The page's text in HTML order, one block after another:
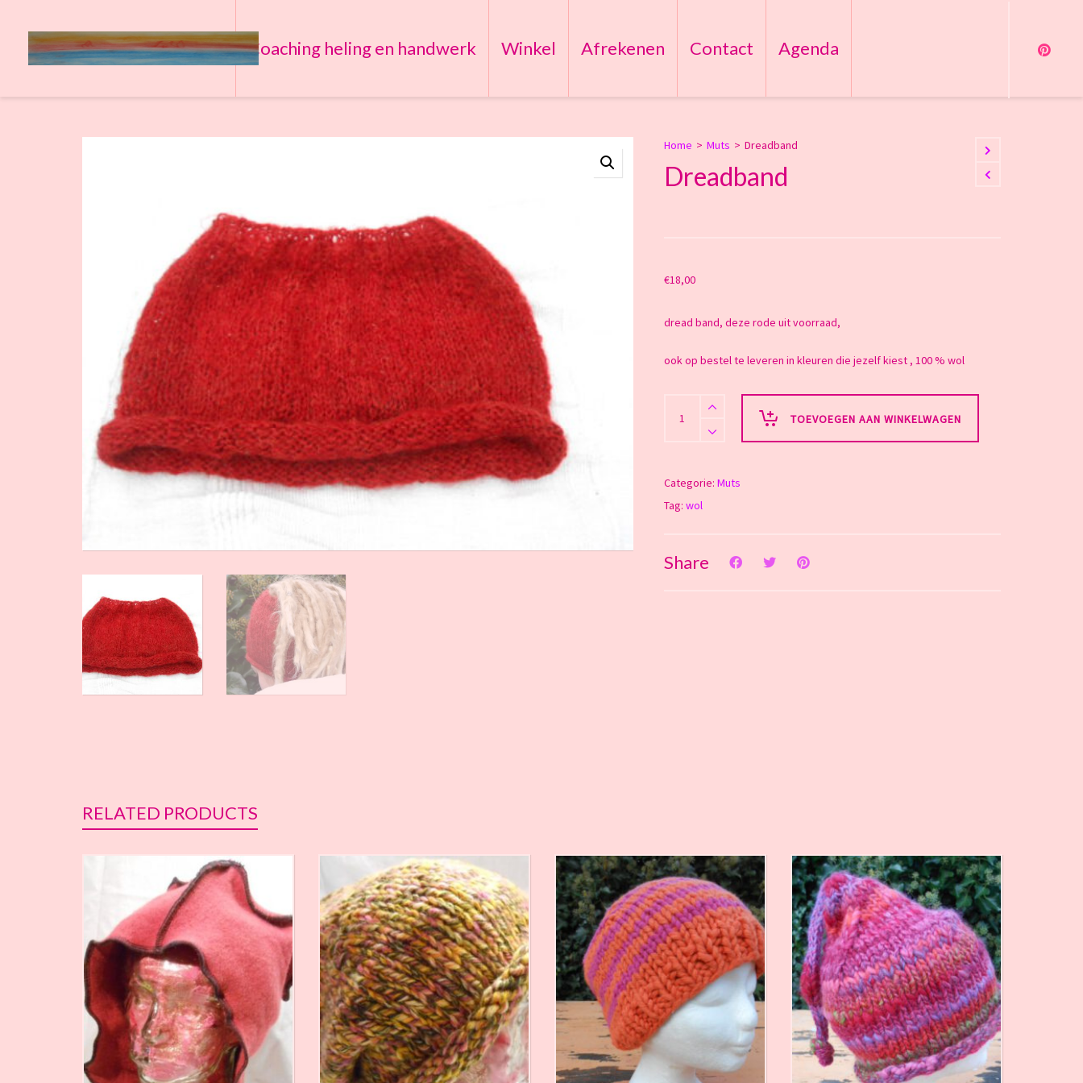
Coaching heling en handwerk Winkel Afrekenen Contact Agenda
Home > Muts > Dreadband
Dreadband
€18,00
dread band, deze rode uit voorraad,
ook op bestel te leveren in kleuren die jezelf kiest , 100 % wol
Dreadband
quantity
TOEVOEGEN AAN WINKELWAGEN
Categorie: Muts
Tag: wol
Share
RELATED PRODUCTS
18,00 €21,00